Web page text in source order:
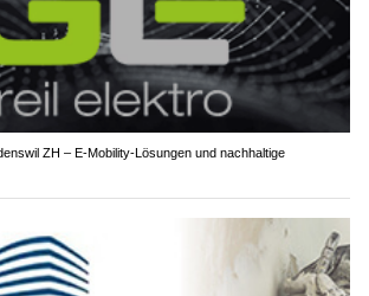
ZH – E-Mobility-Lösungen und nachhaltige